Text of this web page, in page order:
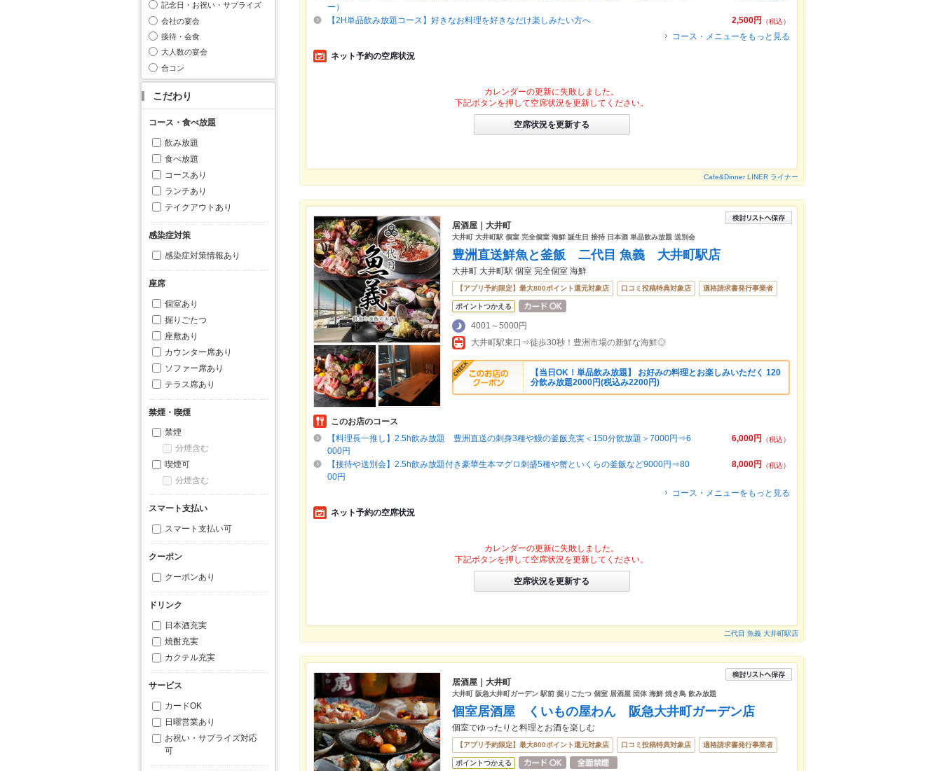
記念日・お祝い・サプライズ
会社の宴会
接待・会食
大人数の宴会
合コン
こだわり
コース・食べ放題
飲み放題
食べ放題
コースあり
ランチあり
テイクアウトあり
感染症対策
感染症対策情報あり
座席
個室あり
掘りごたつ
座敷あり
カウンター席あり
ソファー席あり
テラス席あり
禁煙・喫煙
禁煙
分煙含む
喫煙可
分煙含む
スマート支払い
スマート支払い可
クーポン
クーポンあり
ドリンク
日本酒充実
焼酎充実
カクテル充実
サービス
カードOK
日曜営業あり
お祝い・サプライズ対応
可
ー）
2,500円
（税込）
【2H単品飲み放題コース】好きなお料理を好きなだけ楽しみたい方へ
コース・メニューをもっと見る
ネット予約の空席状況
カレンダーの更新に失敗しました。
下記ボタンを押して空席状況を更新してください。
空席状況を更新する
Cafe&Dinner LINER ライナー
居酒屋｜大井町
大井町 大井町駅 個室 完全個室 海鮮 誕生日 接待 日本酒 単品飲み放題 送別会
豊洲直送鮮魚と釜飯 二代目 魚義 大井町駅店
大井町 大井町駅 個室 完全個室 海鮮
【アプリ予約限定】最大800ポイント還元対象店 口コミ投稿特典対象店 適格請求書発行事業者
ポイントつかえる
4001～5000円
大井町駅東口⇒徒歩30秒！豊洲市場の新鮮な海鮮◎
【当日OK！単品飲み放題】 お好みの料理とお楽しみいただく 120
分飲み放題2000円(税込み2200円)
このお店のコース
6,000円
（税込）
【料理長一推し】2.5h飲み放題 豊洲直送の刺身3種や鰻の釜飯充実＜150分飲放題＞7000円⇒6
000円
8,000円
（税込）
【接待や送別会】2.5h飲み放題付き豪華生本マグロ刺盛5種や蟹といくらの釜飯など9000円⇒80
00円
コース・メニューをもっと見る
ネット予約の空席状況
カレンダーの更新に失敗しました。
下記ボタンを押して空席状況を更新してください。
空席状況を更新する
二代目 魚義 大井町駅店
居酒屋｜大井町
大井町 阪急大井町ガーデン 駅前 掘りごたつ 個室 居酒屋 団体 海鮮 焼き鳥 飲み放題
個室居酒屋 くいもの屋わん 阪急大井町ガーデン店
個室でゆったりと料理とお酒を楽しむ
【アプリ予約限定】最大800ポイント還元対象店 口コミ投稿特典対象店 適格請求書発行事業者
ポイントつかえる